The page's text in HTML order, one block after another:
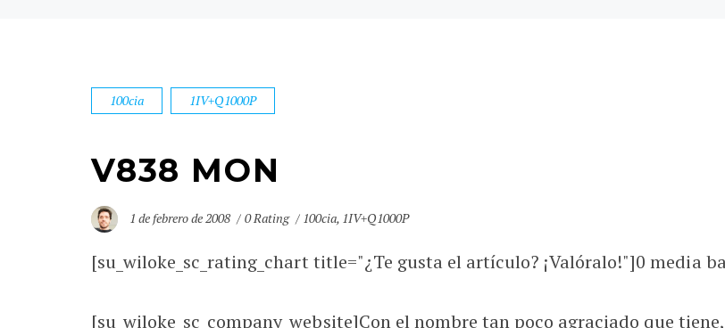
100cia 1IV+Q1000P
V838 MON
1 de febrero de 2008 0 Rating 100cia, 1IV+Q1000P
[su_wiloke_sc_rating_chart title="¿Te gusta el artículo? ¡Valóralo!"]0media
[su_wiloke_sc_company_website]Con el nombre tan poco agraciado que